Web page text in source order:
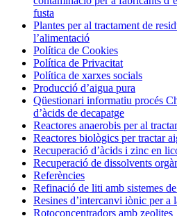
fusta
Plantes per al tractament de
l’alimentació
Política de Cookies
Política de Privacitat
Política de xarxes socials
Producció d’aigua pura
Qüestionari informatiu procés
d’àcids de decapatge
Reactores anaerobis per al
Reactores biològics per tractar
Recuperació d’àcids i zinc en
Recuperació de dissolvents
Referències
Refinació de liti amb sistemes
Resines d’intercanvi iònic per a
Rotoconcentradors amb zeolites